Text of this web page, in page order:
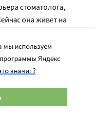
стоматолога,
она живет на
с ними,
– это
мы используем
Яндекс
значит?